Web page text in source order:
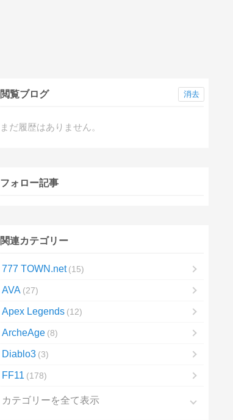
閲覧ブログ
まだ履歴はありません。
消去
フォロー記事
関連カテゴリー
777 TOWN.net 15
AVA 27
Apex Legends 12
ArcheAge 8
Diablo3 3
FF11 178
カテゴリーを全て表示